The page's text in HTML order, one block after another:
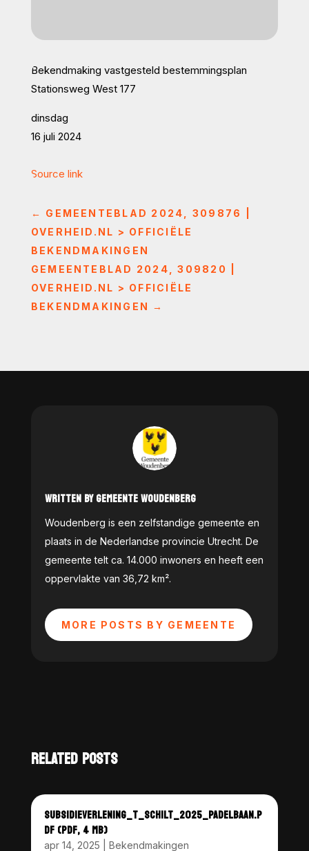
Bekendmaking vastgesteld bestemmingsplan
Stationsweg West 177
dinsdag
16 juli 2024
Source link
← GEMEENTEBLAD 2024, 309876 |
OVERHEID.NL > OFFICIËLE
BEKENDMAKINGEN
GEMEENTEBLAD 2024, 309820 |
OVERHEID.NL > OFFICIËLE
BEKENDMAKINGEN →
WRITTEN BY GEMEENTE WOUDENBERG
Woudenberg is een zelfstandige gemeente en
plaats in de Nederlandse provincie Utrecht. De
gemeente telt ca. 14.000 inwoners en heeft een
oppervlakte van 36,72 km².
MORE POSTS BY GEMEENTE
RELATED POSTS
SUBSIDIEVERLENING_T_SCHILT_2025_PADELBAAN.P
DF (PDF, 4 MB)
apr 14, 2025 Bekendmakingen